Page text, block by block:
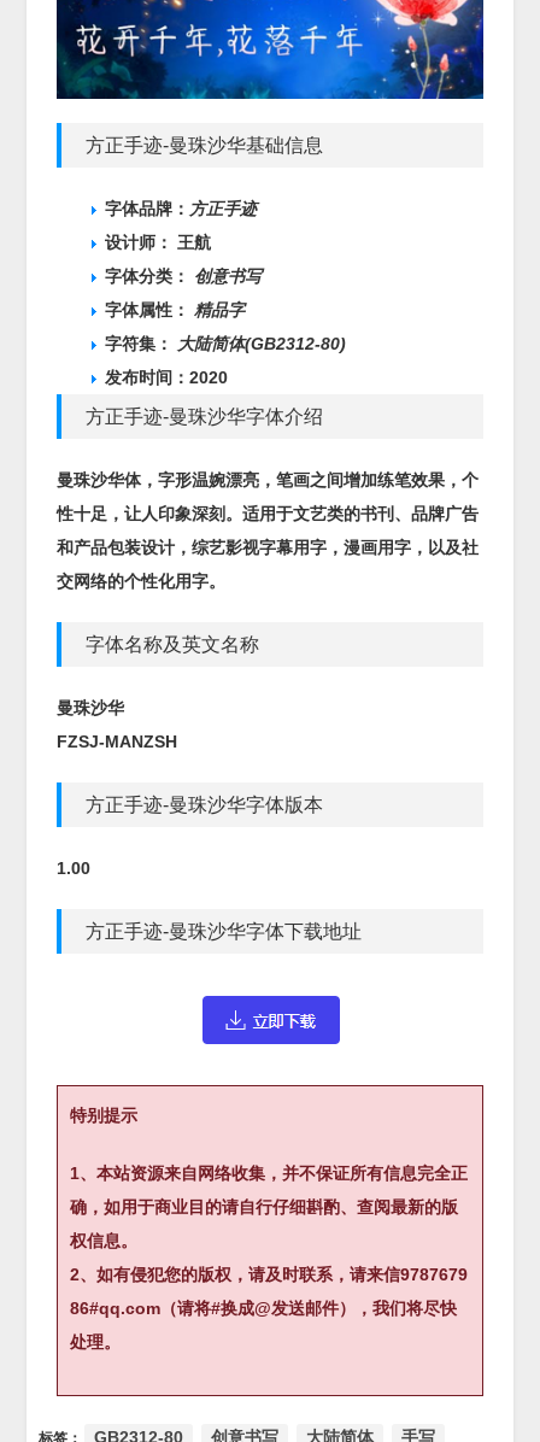
方正手迹-曼珠沙华基础信息
字体品牌： 方正手迹
设计师： 王航
字体分类： 创意书写
字体属性：精品字
字符集：
大陆简体(GB2312-80)
发布时间：2020
方正手迹-曼珠沙华字体介绍
曼珠沙华体，字形温婉漂亮，笔画之间增加练笔效果，个
性十足，让人印象深刻。适用于文艺类的书刊、品牌广告
和产品包装设计，综艺影视字幕用字，漫画用字，以及社
交网络的个性化用字。
字体名称及英文名称
曼珠沙华
FZSJ-MANZSH
方正手迹-曼珠沙华字体版本
1.00
方正手迹-曼珠沙华字体下载地址
特别提示
1、本站资源来自网络收集，并不保证所有信息完全正
确，如用于商业目的请自行仔细斟酌、查阅最新的版
权信息。
2、如有侵犯您的版权，请及时联系，请来信9787679
86#qq.com（请将#换成@发送邮件），我们将尽快
处理。
标签： GB2312-80 创意书写 大陆简体 手写